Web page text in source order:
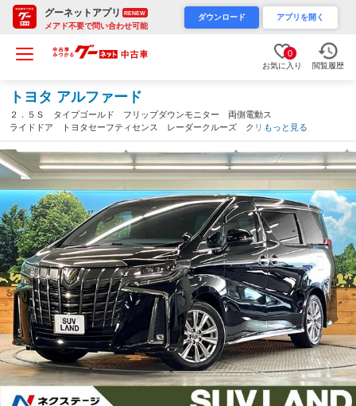
グーネットアプリ RENEW
メアド不要で問い合わせ可能
ダウンロード アプリを開く
0
お気に入り 閲覧履歴
トヨタ アルファード
２．５Ｓ タイプゴールド フリップダウンモニター 両側電動ス
ライドドア トヨタセーフティセンス レーダークルーズ クリア
ランスソナー パワーバックドア ＥＴＣ Ｂｌｕｅｔｏｏｔｈ
ＬＥＤヘッド 純正１８インチアルミホイール（熊本県）
もっと見る